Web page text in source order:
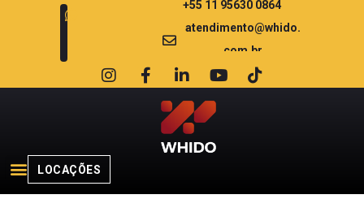
+55 11 95630 0864
atendimento@whido.
com.br
LOCAÇÕES